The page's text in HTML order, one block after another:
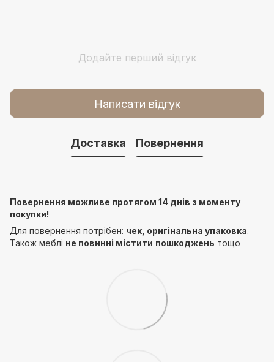
Додайте перший відгук
Написати відгук
Доставка Повернення
Повернення можливе протягом 14 днів з моменту
покупки!
Для повернення потрібен: чек, оригінальна упаковка.
Також меблі не повинні містити пошкоджень тощо